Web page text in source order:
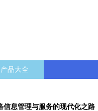
产品大全
信息管理与服务的现代化之路